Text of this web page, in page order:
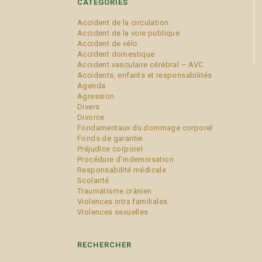
CATÉGORIES
Accident de la circulation
Accident de la voie publique
Accident de vélo
Accident domestique
Accident vasculaire cérébral – AVC
Accidents, enfants et responsabilités
Agenda
Agression
Divers
Divorce
Fondamentaux du dommage corporel
Fonds de garantie
Préjudice corporel
Procédure d'indemnisation
Responsabilité médicale
Scolarité
Traumatisme crânien
Violences intra familiales
Violences sexuelles
RECHERCHER